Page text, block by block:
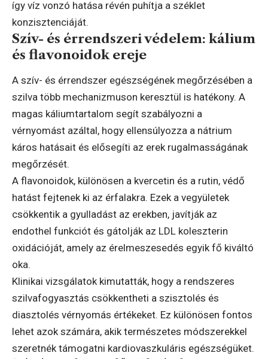
így víz vonzó hatása révén puhítja a széklet
konzisztenciáját.
Szív- és érrendszeri védelem: kálium
és flavonoidok ereje
A szív- és érrendszer egészségének megőrzésében a
szilva több mechanizmuson keresztül is hatékony. A
magas káliumtartalom segít szabályozni a
vérnyomást azáltal, hogy ellensúlyozza a nátrium
káros hatásait és elősegíti az erek rugalmasságának
megőrzését.
A flavonoidok, különösen a kvercetin és a rutin, védő
hatást fejtenek ki az érfalakra. Ezek a vegyületek
csökkentik a gyulladást az erekben, javítják az
endothel funkciót és gátolják az LDL koleszterin
oxidációját, amely az érelmeszesedés egyik fő kiváltó
oka.
Klinikai vizsgálatok kimutatták, hogy a rendszeres
szilvafogyasztás csökkentheti a szisztolés és
diasztolés vérnyomás értékeket. Ez különösen fontos
lehet azok számára, akik természetes módszerekkel
szeretnék támogatni kardiovaszkuláris egészségüket.